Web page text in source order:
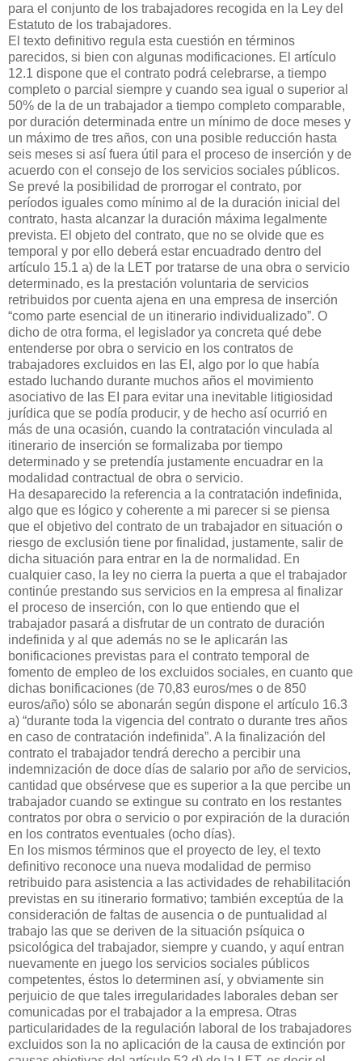
para el conjunto de los trabajadores recogida en la Ley del
Estatuto de los trabajadores.
El texto definitivo regula esta cuestión en términos
parecidos, si bien con algunas modificaciones. El artículo
12.1 dispone que el contrato podrá celebrarse, a tiempo
completo o parcial siempre y cuando sea igual o superior al
50% de la de un trabajador a tiempo completo comparable,
por duración determinada entre un mínimo de doce meses y
un máximo de tres años, con una posible reducción hasta
seis meses si así fuera útil para el proceso de inserción y de
acuerdo con el consejo de los servicios sociales públicos.
Se prevé la posibilidad de prorrogar el contrato, por
períodos iguales como mínimo al de la duración inicial del
contrato, hasta alcanzar la duración máxima legalmente
prevista. El objeto del contrato, que no se olvide que es
temporal y por ello deberá estar encuadrado dentro del
artículo 15.1 a) de la LET por tratarse de una obra o servicio
determinado, es la prestación voluntaria de servicios
retribuidos por cuenta ajena en una empresa de inserción
“como parte esencial de un itinerario individualizado”. O
dicho de otra forma, el legislador ya concreta qué debe
entenderse por obra o servicio en los contratos de
trabajadores excluidos en las EI, algo por lo que había
estado luchando durante muchos años el movimiento
asociativo de las EI para evitar una inevitable litigiosidad
jurídica que se podía producir, y de hecho así ocurrió en
más de una ocasión, cuando la contratación vinculada al
itinerario de inserción se formalizaba por tiempo
determinado y se pretendía justamente encuadrar en la
modalidad contractual de obra o servicio.
Ha desaparecido la referencia a la contratación indefinida,
algo que es lógico y coherente a mi parecer si se piensa
que el objetivo del contrato de un trabajador en situación o
riesgo de exclusión tiene por finalidad, justamente, salir de
dicha situación para entrar en la de normalidad. En
cualquier caso, la ley no cierra la puerta a que el trabajador
continúe prestando sus servicios en la empresa al finalizar
el proceso de inserción, con lo que entiendo que el
trabajador pasará a disfrutar de un contrato de duración
indefinida y al que además no se le aplicarán las
bonificaciones previstas para el contrato temporal de
fomento de empleo de los excluidos sociales, en cuanto que
dichas bonificaciones (de 70,83 euros/mes o de 850
euros/año) sólo se abonarán según dispone el artículo 16.3
a) “durante toda la vigencia del contrato o durante tres años
en caso de contratación indefinida”. A la finalización del
contrato el trabajador tendrá derecho a percibir una
indemnización de doce días de salario por año de servicios,
cantidad que obsérvese que es superior a la que percibe un
trabajador cuando se extingue su contrato en los restantes
contratos por obra o servicio o por expiración de la duración
en los contratos eventuales (ocho días).
En los mismos términos que el proyecto de ley, el texto
definitivo reconoce una nueva modalidad de permiso
retribuido para asistencia a las actividades de rehabilitación
previstas en su itinerario formativo; también exceptúa de la
consideración de faltas de ausencia o de puntualidad al
trabajo las que se deriven de la situación psíquica o
psicológica del trabajador, siempre y cuando, y aquí entran
nuevamente en juego los servicios sociales públicos
competentes, éstos lo determinen así, y obviamente sin
perjuicio de que tales irregularidades laborales deban ser
comunicadas por el trabajador a la empresa. Otras
particularidades de la regulación laboral de los trabajadores
excluidos son la no aplicación de la causa de extinción por